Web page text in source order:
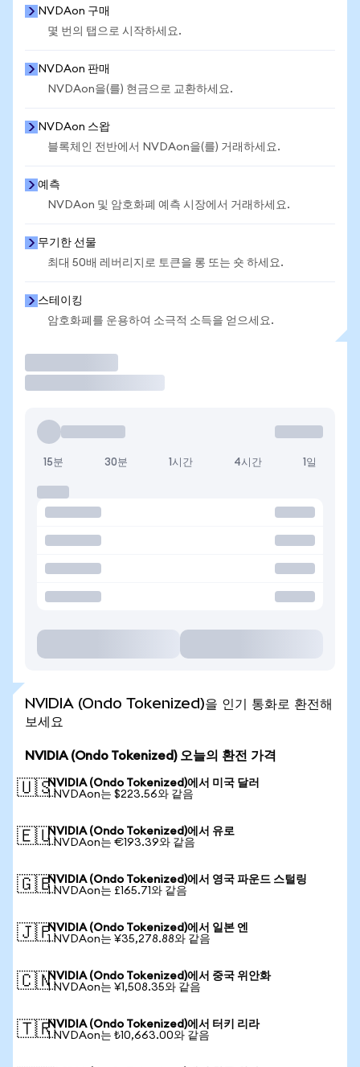
NVDAon 구매
몇 번의 탭으로 시작하세요.
NVDAon 판매
NVDAon을(를) 현금으로 교환하세요.
NVDAon 스왑
블록체인 전반에서 NVDAon을(를) 거래하세요.
예측
NVDAon 및 암호화폐 예측 시장에서 거래하세요.
무기한 선물
최대 50배 레버리지로 토큰을 롱 또는 숏 하세요.
스테이킹
암호화폐를 운용하여 소극적 소득을 얻으세요.
15분 30분 1시간 4시간 1일
NVIDIA (Ondo Tokenized)을 인기 통화로 환전해
보세요
NVIDIA (Ondo Tokenized) 오늘의 환전 가격
🇺🇸NVIDIA (Ondo Tokenized)에서 미국 달러
1 NVDAon는 $223.56와 같음
🇪🇺NVIDIA (Ondo Tokenized)에서 유로
1 NVDAon는 €193.39와 같음
🇬🇧NVIDIA (Ondo Tokenized)에서 영국 파운드 스털링
1 NVDAon는 £165.71와 같음
🇯🇵NVIDIA (Ondo Tokenized)에서 일본 엔
1 NVDAon는 ¥35,278.88와 같음
🇨🇳NVIDIA (Ondo Tokenized)에서 중국 위안화
1 NVDAon는 ¥1,508.35와 같음
🇹🇷NVIDIA (Ondo Tokenized)에서 터키 리라
1 NVDAon는 ₺10,663.00와 같음